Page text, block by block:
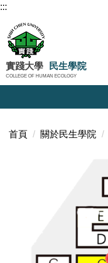
跳
主
要
內
容
:::
實踐大學 民生學院
COLLEGE OF HUMAN ECOLOGY
首頁 關於民生學院